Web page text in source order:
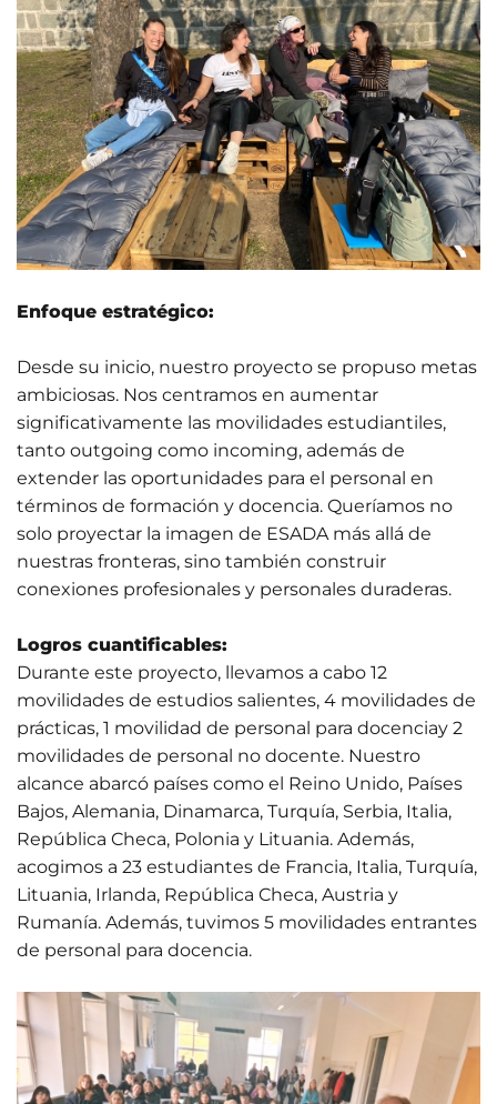
Enfoque estratégico:
Desde su inicio, nuestro proyecto se propuso metas
ambiciosas. Nos centramos en aumentar
significativamente las movilidades estudiantiles,
tanto outgoing como incoming, además de
extender las oportunidades para el personal en
términos de formación y docencia. Queríamos no
solo proyectar la imagen de ESADA más allá de
nuestras fronteras, sino también construir
conexiones profesionales y personales duraderas.
Logros cuantificables:
Durante este proyecto, llevamos a cabo 12
movilidades de estudios salientes, 4 movilidades de
prácticas, 1 movilidad de personal para docenciay 2
movilidades de personal no docente. Nuestro
alcance abarcó países como el Reino Unido, Países
Bajos, Alemania, Dinamarca, Turquía, Serbia, Italia,
República Checa, Polonia y Lituania. Además,
acogimos a 23 estudiantes de Francia, Italia, Turquía,
Lituania, Irlanda, República Checa, Austria y
Rumanía. Además, tuvimos 5 movilidades entrantes
de personal para docencia.